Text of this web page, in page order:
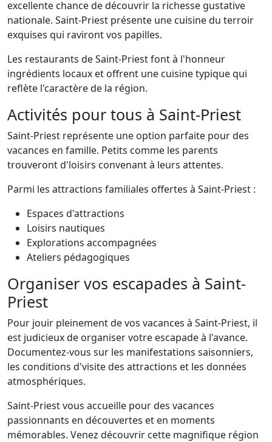
excellente chance de découvrir la richesse gustative
nationale. Saint-Priest présente une cuisine du terroir
exquises qui raviront vos papilles.
Les restaurants de Saint-Priest font à l'honneur
ingrédients locaux et offrent une cuisine typique qui
reflète l'caractère de la région.
Activités pour tous à Saint-Priest
Saint-Priest représente une option parfaite pour des
vacances en famille. Petits comme les parents
trouveront d'loisirs convenant à leurs attentes.
Parmi les attractions familiales offertes à Saint-Priest :
Espaces d'attractions
Loisirs nautiques
Explorations accompagnées
Ateliers pédagogiques
Organiser vos escapades à Saint-
Priest
Pour jouir pleinement de vos vacances à Saint-Priest, il
est judicieux de organiser votre escapade à l'avance.
Documentez-vous sur les manifestations saisonniers,
les conditions d'visite des attractions et les données
atmosphériques.
Saint-Priest vous accueille pour des vacances
passionnants en découvertes et en moments
mémorables. Venez découvrir cette magnifique région